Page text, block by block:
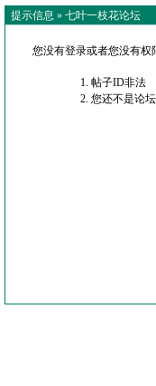
提示信息 » 七叶一枝花论坛
您没有登录或者您没有权
帖子ID非法
您还不是论